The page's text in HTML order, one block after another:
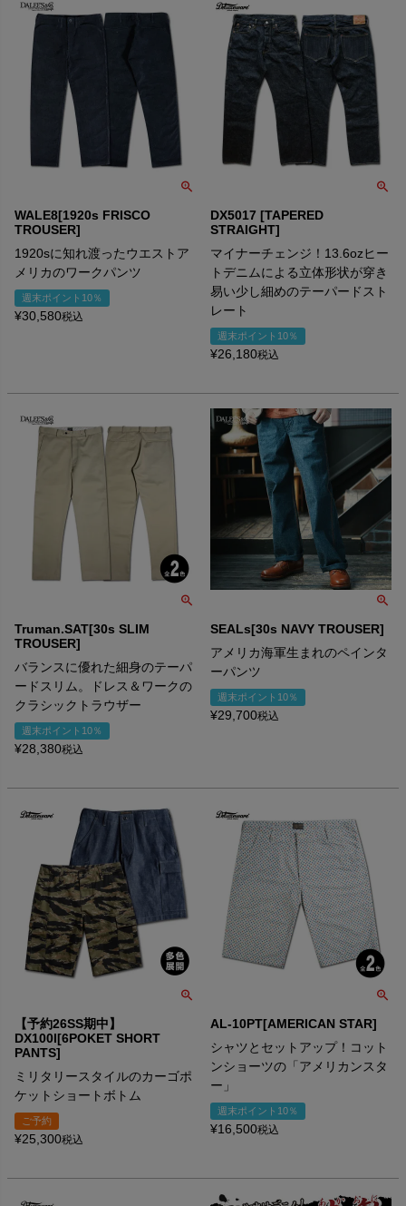
WALE8[1920s FRISCO
TROUSER]
1920sに知れ渡ったウエストア
メリカのワークパンツ
週末ポイント10％
¥30,580税込
DX5017 [TAPERED
STRAIGHT]
マイナーチェンジ！13.6ozヒー
トデニムによる立体形状が穿き
易い少し細めのテーパードスト
レート
週末ポイント10％
¥26,180税込
Truman.SAT[30s SLIM
TROUSER]
バランスに優れた細身のテーパ
ードスリム。ドレス＆ワークの
クラシックトラウザー
週末ポイント10％
¥28,380税込
SEALs[30s NAVY TROUSER]
アメリカ海軍生まれのペインタ
ーパンツ
週末ポイント10％
¥29,700税込
【予約26SS期中】
DX100I[6POKET SHORT
PANTS]
ミリタリースタイルのカーゴポ
ケットショートボトム
ご予約
¥25,300税込
AL-10PT[AMERICAN STAR]
シャツとセットアップ！コット
ンショーツの「アメリカンスタ
ー」
週末ポイント10％
¥16,500税込